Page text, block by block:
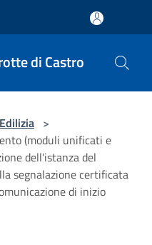
di Castro
Edilizia >
(moduli unificati e
dell'istanza del
segnalazione certificata
di inizio